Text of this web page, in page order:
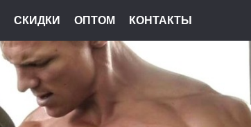
СКИДКИ ОПТОМ КОНТАКТЫ